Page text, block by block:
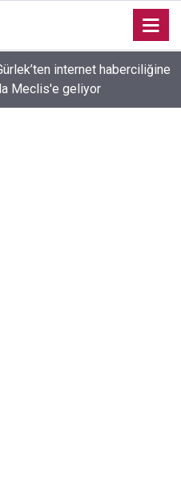
internet haberciliğine
ayında Meclis'e geliyor